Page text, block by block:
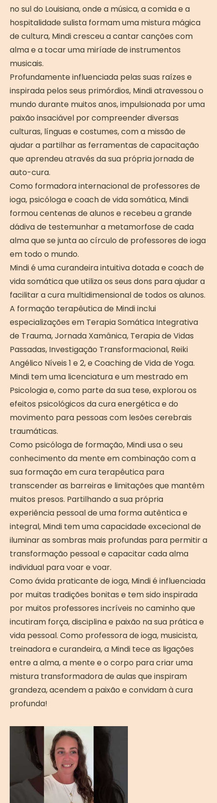
no sul do Louisiana, onde a música, a comida e a
hospitalidade sulista formam uma mistura mágica
de cultura, Mindi cresceu a cantar canções com
alma e a tocar uma miríade de instrumentos
musicais.
Profundamente influenciada pelas suas raízes e
inspirada pelos seus primórdios, Mindi atravessou o
mundo durante muitos anos, impulsionada por uma
paixão insaciável por compreender diversas
culturas, línguas e costumes, com a missão de
ajudar a partilhar as ferramentas de capacitação
que aprendeu através da sua própria jornada de
auto-cura.
Como formadora internacional de professores de
ioga, psicóloga e coach de vida somática, Mindi
formou centenas de alunos e recebeu a grande
dádiva de testemunhar a metamorfose de cada
alma que se junta ao círculo de professores de ioga
em todo o mundo.
Mindi é uma curandeira intuitiva dotada e coach de
vida somática que utiliza os seus dons para ajudar a
facilitar a cura multidimensional de todos os alunos.
A formação terapêutica de Mindi inclui
especializações em Terapia Somática Integrativa
de Trauma, Jornada Xamânica, Terapia de Vidas
Passadas, Investigação Transformacional, Reiki
Angélico Níveis 1 e 2, e Coaching de Vida de Yoga.
Mindi tem uma licenciatura e um mestrado em
Psicologia e, como parte da sua tese, explorou os
efeitos psicológicos da cura energética e do
movimento para pessoas com lesões cerebrais
traumáticas.
Como psicóloga de formação, Mindi usa o seu
conhecimento da mente em combinação com a
sua formação em cura terapêutica para
transcender as barreiras e limitações que mantêm
muitos presos. Partilhando a sua própria
experiência pessoal de uma forma autêntica e
integral, Mindi tem uma capacidade excecional de
iluminar as sombras mais profundas para permitir a
transformação pessoal e capacitar cada alma
individual para voar e voar.
Como ávida praticante de ioga, Mindi é influenciada
por muitas tradições bonitas e tem sido inspirada
por muitos professores incríveis no caminho que
incutiram força, disciplina e paixão na sua prática e
vida pessoal. Como professora de ioga, musicista,
treinadora e curandeira, a Mindi tece as ligações
entre a alma, a mente e o corpo para criar uma
mistura transformadora de aulas que inspiram
grandeza, acendem a paixão e convidam à cura
profunda!